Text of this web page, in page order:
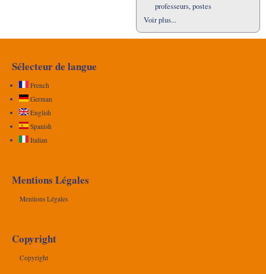
professeurs, postes
Voir plus...
Sélecteur de langue
French
German
English
Spanish
Italian
Mentions Légales
Mentions Légales
Copyright
Copyright